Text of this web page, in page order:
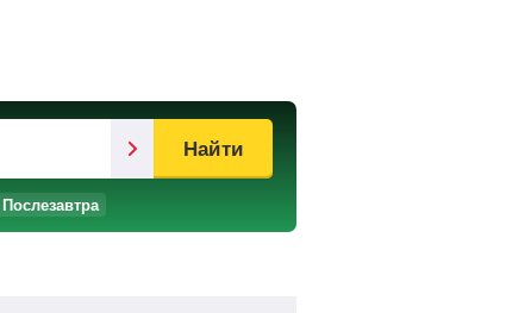
Послезавтра
Найти